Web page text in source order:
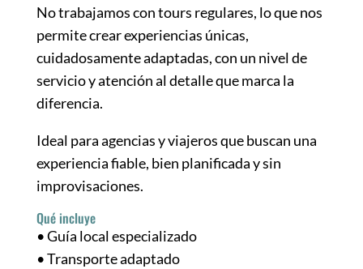
No trabajamos con tours regulares, lo que nos
permite crear experiencias únicas,
cuidadosamente adaptadas, con un nivel de
servicio y atención al detalle que marca la
diferencia.
Ideal para agencias y viajeros que buscan una
experiencia fiable, bien planificada y sin
improvisaciones.
Qué incluye
• Guía local especializado
• Transporte adaptado